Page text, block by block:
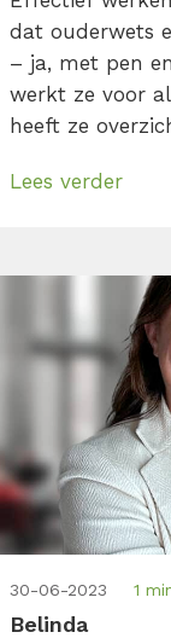
dat ouderwets
– ja, met pen
werkt ze voor
heeft ze
aan een artikel
Lees verder
30-06-2023 1
Belinda